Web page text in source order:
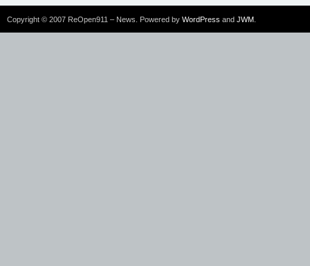
Copyright © 2007 ReOpen911 – News. Powered by WordPress and JWM